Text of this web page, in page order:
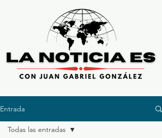
Entrada
Todas las entradas